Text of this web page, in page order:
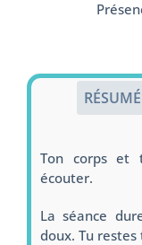
Ton corps et
écouter.
La séance
doux. Tu restes